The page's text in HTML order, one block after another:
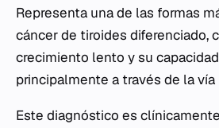
Representa una de las formas
cáncer de tiroides diferenciado,
crecimiento lento y su
principalmente a través de la
Este diagnóstico es